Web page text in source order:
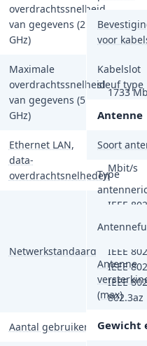
overdrachtssnelheid
van gegevens (2.4
GHz)
Maximale
overdrachtssnelheid
van gegevens (5
GHz)
1733
Ethernet LAN,
data-
overdrachtsnelheden
Mbit/s
Netwerkstandaard
IEEE
IEEE
IEEE
IEEE
IEEE
802.3az
Aantal gebruikers 256
voor
Kabelslot
sleuf type
Antenne
Soort
Type
Antenne
(max)
Gewicht